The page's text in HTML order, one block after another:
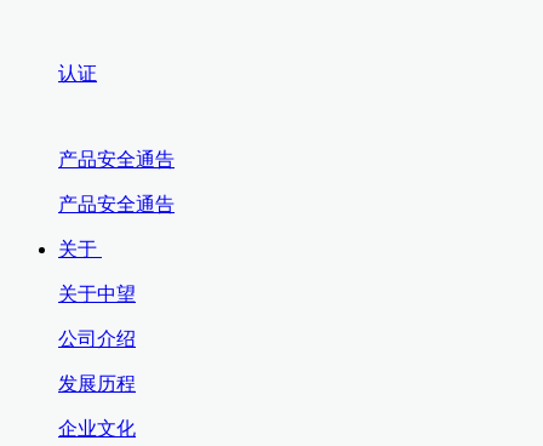
认证
产品安全通告
产品安全通告
关于
关于中望
公司介绍
发展历程
企业文化